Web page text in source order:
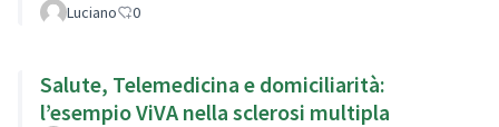
Luciano 0
Salute, Telemedicina e domiciliarità:
l’esempio ViVA nella sclerosi multipla